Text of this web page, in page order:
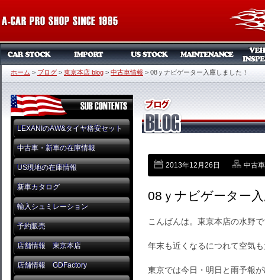
ホーム > ブログ > 東京本店 blog > 中古車情報 > 08ｙナビゲーター入庫しました！
LEXANIのAW&タイヤ格安セット
中古車・新車の在庫情報
US現地の在庫情報
新車カタログ
輸入シュミレーション
予約販売
店舗情報 東京本店
店舗情報 GDFactory
2013年12月26日 中古
08ｙナビゲーター
こんばんは。東京本店の水野
年末も近くなるにつれて空気
東京では今日・明日と雨予報